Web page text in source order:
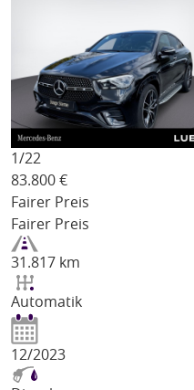
1/22
83.800 €
Fairer Preis
Fairer Preis
31.817 km
Automatik
12/2023